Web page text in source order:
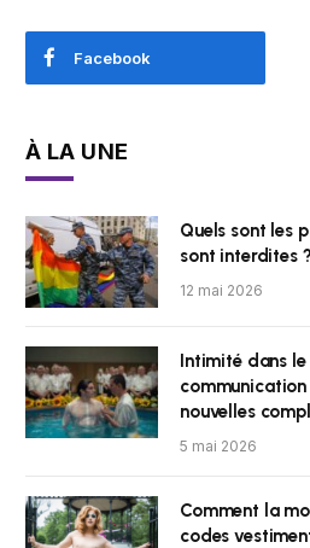
Facebook
À LA UNE
Quels sont les
sont interdites ?
12 mai 2026
Intimité dans
nouvelles
5 mai 2026
Comment la
codes